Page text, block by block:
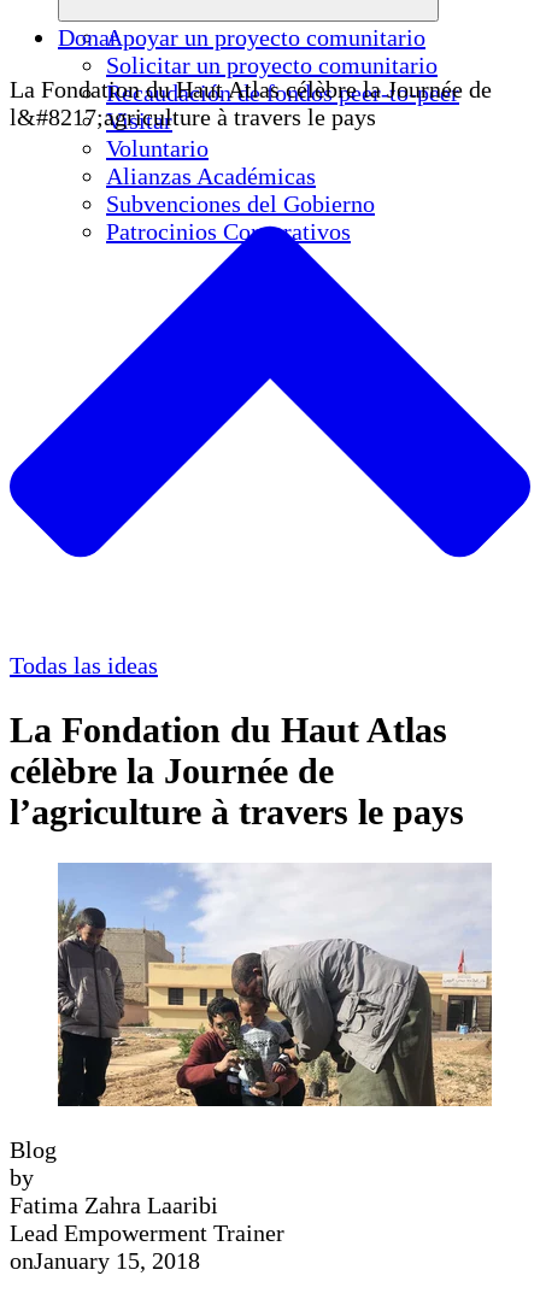
Apoyar un proyecto comunitario
Solicitar un proyecto comunitario
Recaudación de fondos peer-to-peer
Visitar
Voluntario
Alianzas Académicas
Subvenciones del Gobierno
Patrocinios Corporativos
Donar
La Fondation du Haut Atlas célèbre la Journée de
l&#8217;agriculture à travers le pays
Todas las ideas
La Fondation du Haut Atlas
célèbre la Journée de
l’agriculture à travers le pays
Blog
by
Fatima Zahra Laaribi
Lead Empowerment Trainer
onJanuary 15, 2018